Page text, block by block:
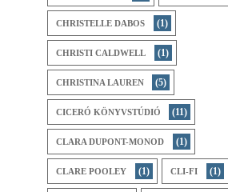
CHRISTELLE DABOS (1)
CHRISTI CALDWELL (1)
CHRISTINA LAUREN (5)
CICERÓ KÖNYVSTÚDIÓ (11)
CLARA DUPONT-MONOD (1)
CLARE POOLEY (1) CLI-FI (1)